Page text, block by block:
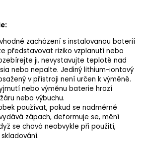
zacházení s instalovanou baterií
představovat riziko vzplanutí nebo
ji, nevystavujte teplotě nad
nebo nepalte. Jediný lithium-iontový
v přístroji není určen k výměně.
nebo výměnu baterie hrozí
nebo výbuchu.
používat, pokud se nadměrně
zápach, deformuje se, mění
se chová neobvykle při použití,